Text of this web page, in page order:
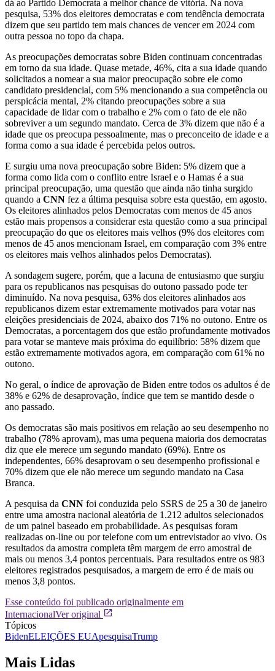
dá ao Partido Democrata a melhor chance de vitória. Na nova
pesquisa, 53% dos eleitores democratas e com tendência democrata
dizem que seu partido tem mais chances de vencer em 2024 com
outra pessoa no topo da chapa.
As preocupações democratas sobre Biden continuam concentradas
em torno da sua idade. Quase metade, 46%, cita a sua idade quando
solicitados a nomear a sua maior preocupação sobre ele como
candidato presidencial, com 5% mencionando a sua competência ou
perspicácia mental, 2% citando preocupações sobre a sua
capacidade de lidar com o trabalho e 2% com o fato de ele não
sobreviver a um segundo mandato. Cerca de 3% dizem que não é a
idade que os preocupa pessoalmente, mas o preconceito de idade e a
forma como a sua idade é percebida pelos outros.
E surgiu uma nova preocupação sobre Biden: 5% dizem que a
forma como lida com o conflito entre Israel e o Hamas é a sua
principal preocupação, uma questão que ainda não tinha surgido
quando a CNN fez a última pesquisa sobre esta questão, em agosto.
Os eleitores alinhados pelos Democratas com menos de 45 anos
estão mais propensos a considerar esta questão como a sua principal
preocupação do que os eleitores mais velhos (9% dos eleitores com
menos de 45 anos mencionam Israel, em comparação com 3% entre
os eleitores mais velhos alinhados pelos Democratas).
A sondagem sugere, porém, que a lacuna de entusiasmo que surgiu
para os republicanos nas pesquisas do outono passado pode ter
diminuído. Na nova pesquisa, 63% dos eleitores alinhados aos
republicanos dizem estar extremamente motivados para votar nas
eleições presidenciais de 2024, abaixo dos 71% no outono. Entre os
Democratas, a porcentagem dos que estão profundamente motivados
para votar se manteve mais próxima do equilíbrio: 58% dizem que
estão extremamente motivados agora, em comparação com 61% no
outono.
No geral, o índice de aprovação de Biden entre todos os adultos é de
38% e 62% de desaprovação, índice que tem se mantido desde o
ano passado.
Os democratas são mais positivos em relação ao seu desempenho no
trabalho (78% aprovam), mas uma pequena maioria dos democratas
diz que ele merece um segundo mandato (69%). Entre os
independentes, 66% desaprovam o seu desempenho profissional e
70% dizem que ele não merece um segundo mandato na Casa
Branca.
A pesquisa da CNN foi conduzida pelo SSRS de 25 a 30 de janeiro
entre uma amostra nacional aleatória de 1.212 adultos selecionados
de um painel baseado em probabilidade. As pesquisas foram
realizadas on-line ou por telefone com um entrevistador ao vivo. Os
resultados da amostra completa têm margem de erro amostral de
mais ou menos 3,4 pontos percentuais. Para resultados entre os 983
eleitores registrados pesquisados, a margem de erro é de mais ou
menos 3,8 pontos.
Esse conteúdo foi publicado originalmente em
InternacionalVer original
Tópicos
BidenELEIÇÕES EUApesquisaTrump
Mais Lidas